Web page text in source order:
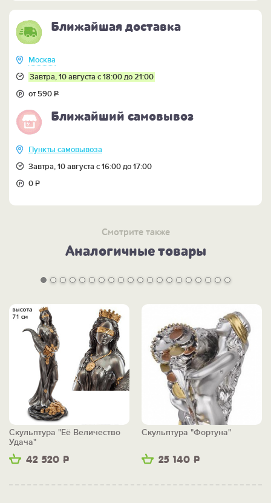
Ближайшая доставка
Москва
Завтра, 10 августа с 18:00 до 21:00
от 590Р
Ближайший самовывоз
Пункты самовывоза
Завтра, 10 августа с 16:00 до 17:00
0Р
Смотрите также
Аналогичные товары
42 520 Р
Скульптура "Её Величество
Удача"
25 140 Р
Скульптура "Фортуна"